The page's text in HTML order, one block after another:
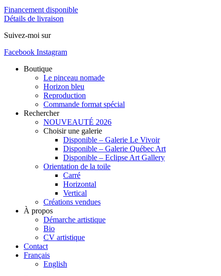
Financement disponible
Détails de livraison
Suivez-moi sur
Facebook Instagram
Boutique
Le pinceau nomade
Horizon bleu
Reproduction
Commande format spécial
Rechercher
NOUVEAUTÉ 2026
Choisir une galerie
Disponible – Galerie Le Vivoir
Disponible – Galerie Québec Art
Disponible – Eclipse Art Gallery
Orientation de la toile
Carré
Horizontal
Vertical
Créations vendues
À propos
Démarche artistique
Bio
CV artistique
Contact
Français
English